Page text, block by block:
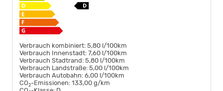
Verbrauch kombiniert: 5,80 l/100km
Verbrauch Innenstadt: 7,60 l/100km
Verbrauch Stadtrand: 5,80 l/100km
Verbrauch Landstraße: 5,00 l/100km
Verbrauch Autobahn: 6,00 l/100km
CO2-Emissionen: 133,00 g/km